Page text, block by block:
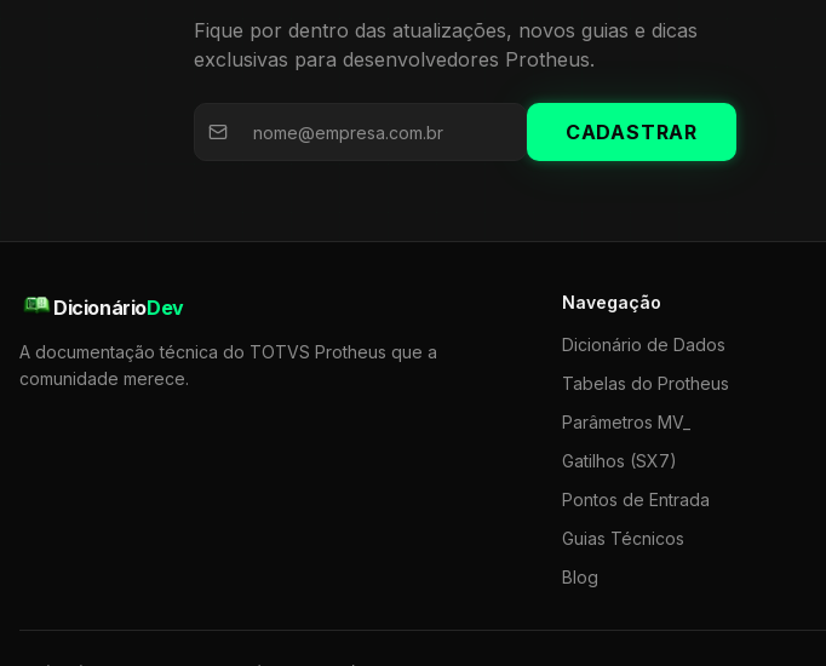
Fique por dentro das atualizações, novos guias e dicas
exclusivas para desenvolvedores Protheus.
CADASTRAR
DicionárioDev
A documentação técnica do TOTVS Protheus que a
comunidade merece.
Navegação
Dicionário de Dados
Tabelas do Protheus
Parâmetros MV_
Gatilhos (SX7)
Pontos de Entrada
Guias Técnicos
Blog